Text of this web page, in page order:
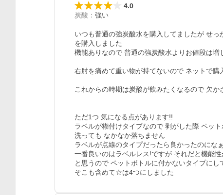
4.0
炭酸 ： 強い
いつも普通の強炭酸水を購入してましたが せ
を購入しました
機能ありなので 普通の強炭酸水よりお値段は
右肘を痛めて重い物が持てないので ネットで
これからの時期は炭酸が飲みたくなるので 欠か
ただ1つ 気になる点があります!!
ラベルが糊付けタイプなので 剥がした際 ペッ
洗っても なかなか落ちません
ラベルが点線のタイプだったら良かったのにな
一番良いのはラベルレス!ですが それだと機能
と思うので ペットボトルに付かないタイプにし
そこも含めて☆は4つにしました